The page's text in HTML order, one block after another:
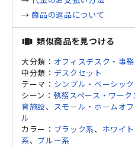
→ 商品の返品について
view_carousel 類似商品を見つける
大分類： オフィスデスク・事
中分類： デスクセット
テーマ： シンプル・ベーシック
シーン： 執務スペース・ワーク
育施設、 スモール・ホームオ
ル
カラー： ブラック系、 ホワイ
系、 ブルー系